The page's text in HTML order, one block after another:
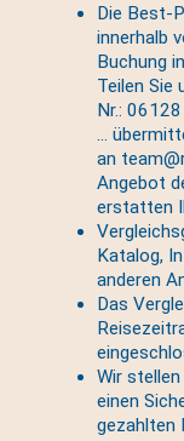
Die Best-
innerhalb
Buchung
Teilen Sie
Nr.:
...
an
Angebot
erstatten
Katalog,
anderen
Das
Wir
einen
gezahlten